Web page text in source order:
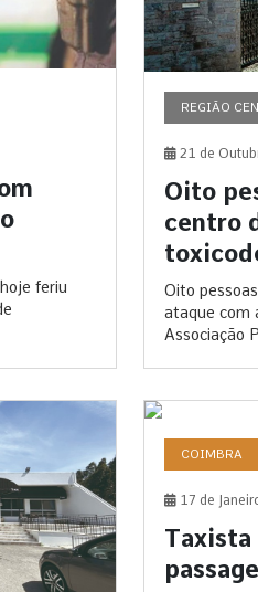
feriu
REGIÃO
21 de
Oito
centro
Oito
ataque com
Associação
COIMBRA
17 de
Taxista